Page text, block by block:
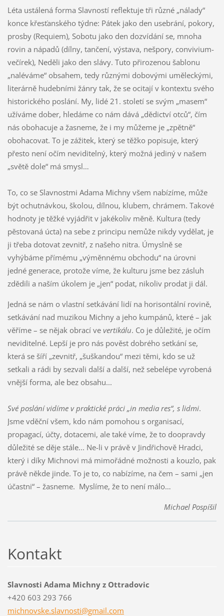
Léta ustálená forma Slavností reflektuje tři různé „nálady“
konce křesťanského týdne: Pátek jako den usebrání, pokory,
prosby (Requiem), Sobotu jako den dozvídání se, mnoha
rovin a nápadů (dílny, tančení, výstava, nešpory, convivium-
večírek), Neděli jako den slávy. Tuto přirozenou šablonu
„naléváme“ obsahem, tedy různými dobovými uměleckými,
literárně hudebními žánry tak, že se ocitají v kontextu svého
historického poslání. My, lidé 21. století se svým „masem“
užíváme dober, hledáme co nám dává „dědictví otců“, čím
nás obohacuje a žasneme, že i my můžeme je „zpětně“
obohacovat. To je zážitek, který se těžko popisuje, který
přesto není očím neviditelný, který možná jediný v našem
„světě dole“ má smysl…
To, co se Slavnostmi Adama Michny všem nabízíme, může
být ochutnávkou, školou, dílnou, klubem, chrámem. Takové
hodnoty je těžké vyjádřit v jakékoliv měně. Kultura (tedy
pěstovaná úcta) na sebe z principu nemůže nikdy vydělat, je
ji třeba dotovat zevnitř, z našeho nitra. Úmyslně se
vyhýbáme přímému „výměnnému obchodu“ na úrovni
jedné generace, protože víme, že kulturu jsme bez zásluh
zdědili a naším úkolem je „jen“ podat, nikoliv prodat ji dál.
Jedná se nám o vlastní setkávání lidí na horisontální rovině,
setkávání nad muzikou Michny a jeho kumpánů, které – jak
věříme – se nějak obrací ve vertikálu. Co je důležité, je očím
neviditelné. Lepší je pro nás pověst dobrého setkání se,
která se šíří „zevnitř, „šuškandou“ mezi těmi, kdo se už
setkali a rádi by sezvali další a další, než sebelépe vyrobená
vnější forma, ale bez obsahu...
Své poslání vidíme v praktické práci „in media res“, s lidmi.
Jsme vděční všem, kdo nám pomohou s organisací,
propagací, účty, dotacemi, ale také víme, že to doopravdy
důležité se děje stále... Ne-li v právě v Jindřichově Hradci,
který i díky Michnovi má mimořádné možnosti a kouzlo, pak
právě někde jinde. To je to, co nabízíme, na čem – sami „jen
účastni“ – žasneme. Myslíme, že to není málo…
Michael Pospíšil
Kontakt
Slavnosti Adama Michny z Ottradovic
+420 603 293 766
michnovske.slavnosti@gmail.com